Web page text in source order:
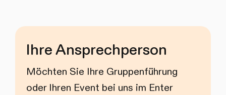
Ihre Ansprechperson
Möchten Sie Ihre Gruppenführung
oder Ihren Event bei uns im Enter